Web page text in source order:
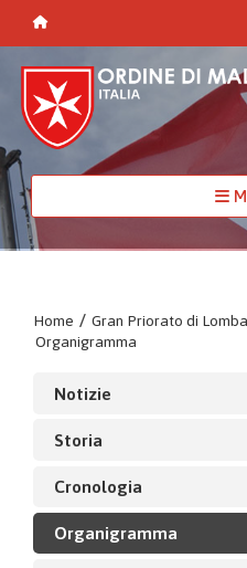
Home / Gran Priorato di
Organigramma
Notizie
Storia
Cronologia
Organigramma